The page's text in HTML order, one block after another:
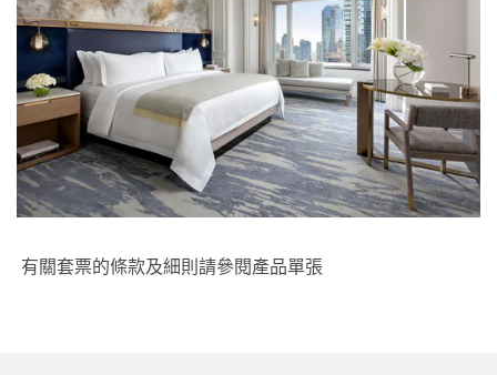
有關套票的條款及細則請參閱產品單張